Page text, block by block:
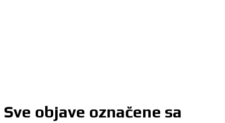
Sve objave označene sa